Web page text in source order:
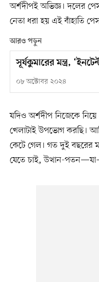
অর্শদীপই অভিজ্ঞ। দলের
নেতা ধরা হয় এই বাঁহাতি
আরও পড়ুন
সূর্যকুমারের মন্ত্র,
০৮ অক্টোবর ২০২৪
যদিও অর্শদীপ নিজেকে
খেলাটাই উপভোগ করছি।
কেটে গেল। গত দুই
যেতে চাই, উত্থান-